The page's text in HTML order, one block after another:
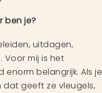
ben je?
uitdagen,
Voor mij is het
belangrijk. Als je
dat geeft ze vleugels,